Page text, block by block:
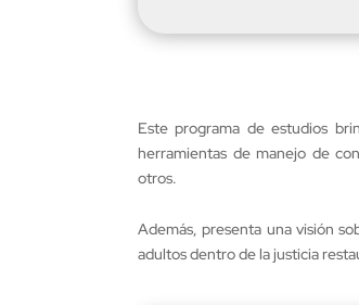
Este programa de estudios
herramientas de manejo de
otros.
Además, presenta una visión
adultos dentro de la justicia